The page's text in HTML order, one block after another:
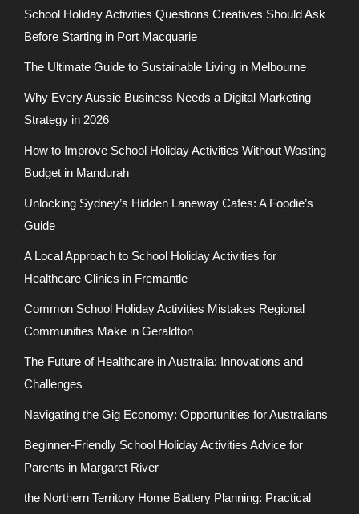
School Holiday Activities Questions Creatives Should Ask
Before Starting in Port Macquarie
The Ultimate Guide to Sustainable Living in Melbourne
Why Every Aussie Business Needs a Digital Marketing
Strategy in 2026
How to Improve School Holiday Activities Without Wasting
Budget in Mandurah
Unlocking Sydney’s Hidden Laneway Cafes: A Foodie’s
Guide
A Local Approach to School Holiday Activities for
Healthcare Clinics in Fremantle
Common School Holiday Activities Mistakes Regional
Communities Make in Geraldton
The Future of Healthcare in Australia: Innovations and
Challenges
Navigating the Gig Economy: Opportunities for Australians
Beginner-Friendly School Holiday Activities Advice for
Parents in Margaret River
the Northern Territory Home Battery Planning: Practical